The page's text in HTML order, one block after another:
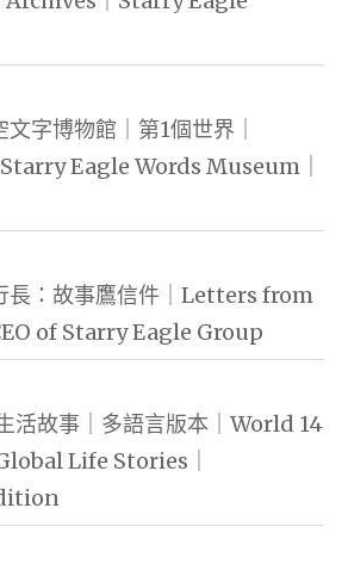
文字博物館｜第1個世界｜
Eagle Words Museum｜
長：故事鷹信件｜Letters from
of Starry Eagle Group
活故事｜多語言版本｜World 14
Life Stories｜